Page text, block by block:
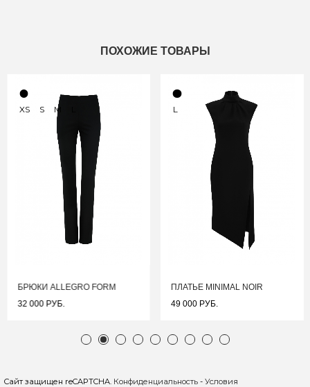
ПОХОЖИЕ ТОВАРЫ
XS S M
БРЮКИ ALLEGRO FORM
32 000 РУБ.
L
ПЛАТЬЕ MINIMAL NOIR
49 000 РУБ.
Сайт защищен reCAPTCHA. Конфиденциальность - Условия